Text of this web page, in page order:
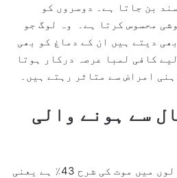
بن جاتا ہے۔ دوسروں کو
محسوس کرتا ہے۔ وہ لوگ جو
دیتے ہیں ان کے دماغ کو بھی
کافی لمبا عرصہ درکار ہوتا
امراض سے متاثر رہتے ہیں۔
سے ہونے والی
آئس کا استعمال کرنے والوں میں موت کی شرح 43٪ ہے یعنی